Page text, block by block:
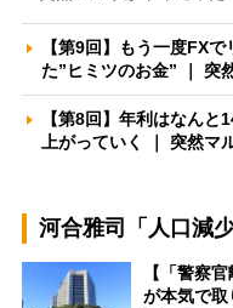
【第9回】もう一度FX
た”ヒミツのお金” ｜ 突
【第8回】年利はなん
上がっていく ｜ 突然マ
河合雅司「人口減
【「警察
が本気で